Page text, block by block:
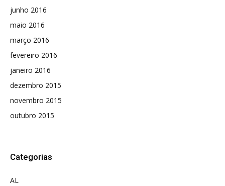
junho 2016
maio 2016
março 2016
fevereiro 2016
janeiro 2016
dezembro 2015
novembro 2015
outubro 2015
Categorias
AL